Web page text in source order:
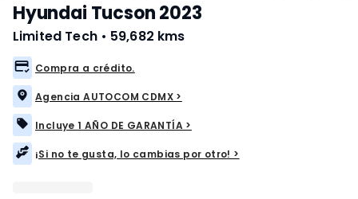
Hyundai Tucson 2023
Limited Tech • 59,682 kms
Compra a crédito.
Agencia AUTOCOM CDMX >
Incluye 1 AÑO DE GARANTÍA >
¡Si no te gusta, lo cambias por otro! >